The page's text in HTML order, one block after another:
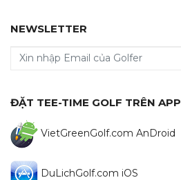
NEWSLETTER
ĐẶT TEE-TIME GOLF TRÊN APP
VietGreenGolf.com AnDroid
DuLichGolf.com iOS